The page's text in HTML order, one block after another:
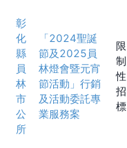
彰
化
縣
員
林
市
公
所
「2024聖誕
節及2025員
林燈會暨元宵
節活動」行銷
及活動委託專
業服務案
限
制
性
招
標